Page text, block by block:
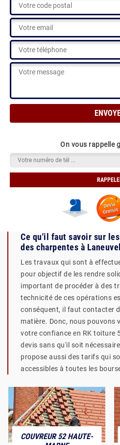
On vous rappelle
Ce qu'il faut savoir sur
des charpentes à
Les travaux qui sont à
pour objectif de les rendre
important de procéder à des
technicité de ces opérations
conséquent, il faut contacter
matière. Donc, nous pouvons
votre confiance en RK toiture
devis sans qu'il soit
propose aussi des tarifs qui
accessibles à toutes les
COUVREUR 52 HAUTE-